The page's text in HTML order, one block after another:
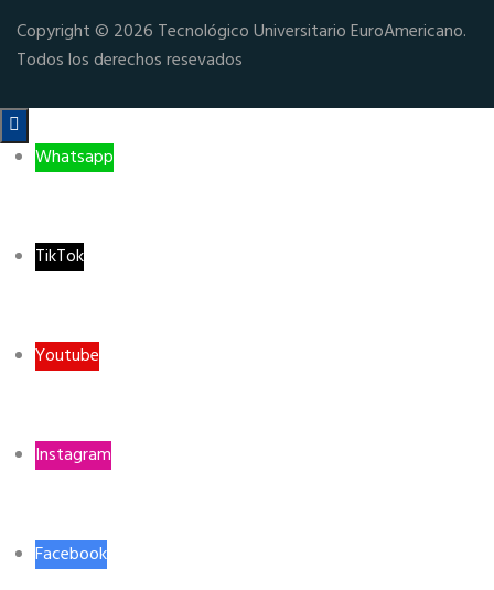
Copyright © 2026 Tecnológico Universitario EuroAmericano.
Todos los derechos resevados

Whatsapp
TikTok
Youtube
Instagram
Facebook